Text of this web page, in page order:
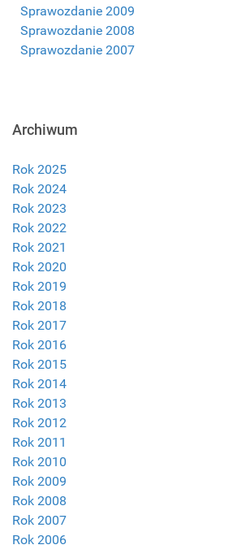
Sprawozdanie 2009
Sprawozdanie 2008
Sprawozdanie 2007
Archiwum
Rok 2025
Rok 2024
Rok 2023
Rok 2022
Rok 2021
Rok 2020
Rok 2019
Rok 2018
Rok 2017
Rok 2016
Rok 2015
Rok 2014
Rok 2013
Rok 2012
Rok 2011
Rok 2010
Rok 2009
Rok 2008
Rok 2007
Rok 2006